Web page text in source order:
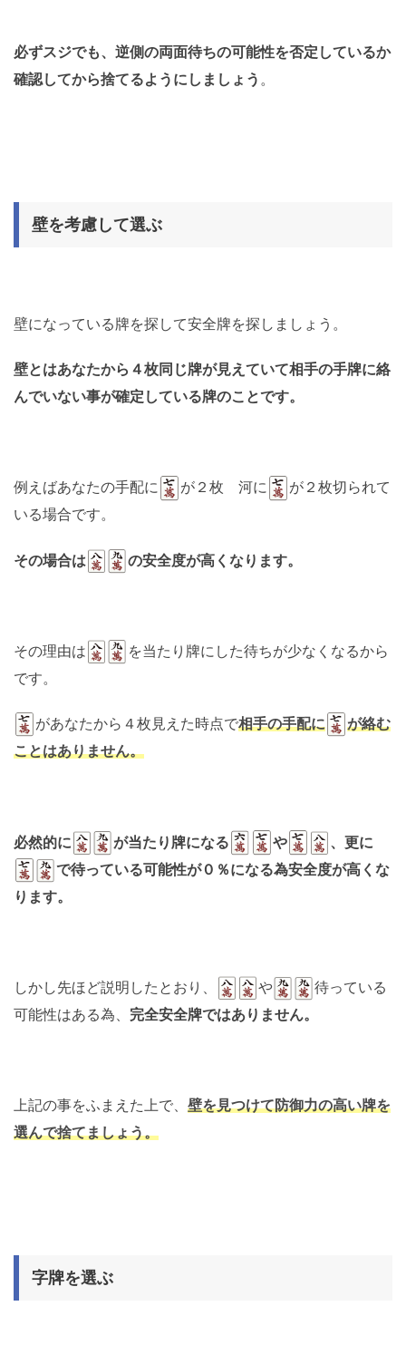
必ずスジでも、逆側の両面待ちの可能性を否定しているか
確認してから捨てるようにしましょう 。
壁を考慮して選ぶ
壁になっている牌を探して安全牌を探しましょう。
壁とはあなたから４枚同じ牌が見えていて相手の手牌に絡
んでいない事が確定している牌のことです。
例えばあなたの手配に が２枚 河に
が２枚切られて
いる場合です。
その場合は の安全度が高くなります。
その理由は
を当たり牌にした待ちが少なくなるから
です。
があなたから４枚見えた時点で相手の手配に
が絡む
ことはありません。
必然的に が当たり牌になる や
、更に
で待っている可能性が０％になる為安全度が高くな
ります。
しかし先ほど説明したとおり、 や
待っている
可能性はある為、 完全安全牌ではありません。
上記の事をふまえた上で、 壁を見つけて防御力の高い牌を
選んで捨てましょう。
字牌を選ぶ